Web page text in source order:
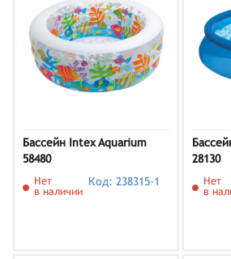
Бассейн Intex Aquarium
58480
Нет
в наличии
Код: 238315-1
28130
Нет
в